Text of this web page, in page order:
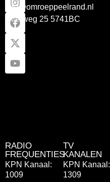
info@omroeppeelrand.nl
Otterweg 25 5741BC
RADIO
FREQUENTIES
KPN Kanaal:
1009
TV
KANALEN
KPN Kanaal:
1309